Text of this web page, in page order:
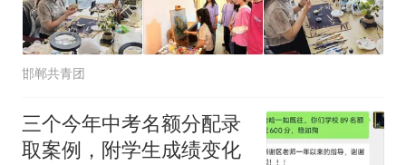
邯郸共青团
三个今年中考名额分配录
取案例，附学生成绩变化